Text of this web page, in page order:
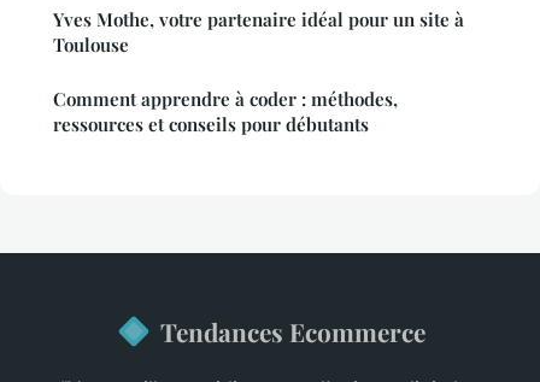
Yves Mothe, votre partenaire idéal pour un site à
Toulouse
Comment apprendre à coder : méthodes,
ressources et conseils pour débutants
Tendances Ecommerce